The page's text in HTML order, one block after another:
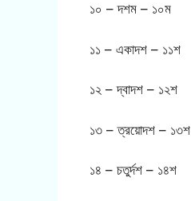
১০ – দশম – ১০ম
১১ – একাদশ – ১১শ
১২ – দ্বাদশ – ১২শ
১৩ – ত্রয়োদশ – ১৩শ
১৪ – চতুর্দশ – ১৪শ